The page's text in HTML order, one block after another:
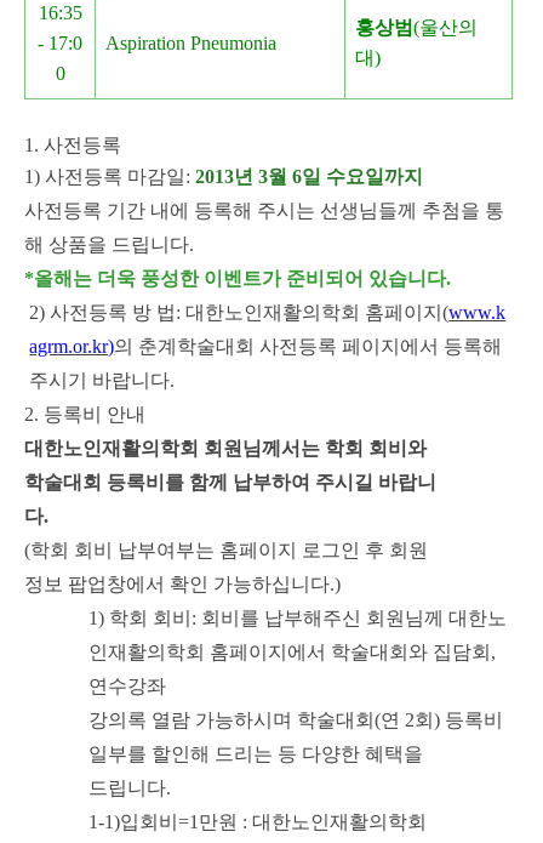
16:35
- 17:0
0
Aspiration Pneumonia
홍상범(울산의
대)
1. 사전등록
1) 사전등록 마감일: 2013년 3월 6일 수요일까지
사전등록 기간 내에 등록해 주시는 선생님들께 추첨을 통
해 상품을 드립니다.
*올해는 더욱 풍성한 이벤트가 준비되어 있습니다.
2) 사전등록 방 법: 대한노인재활의학회 홈페이지(www.k
agrm.or.kr)의 춘계학술대회 사전등록 페이지에서 등록해
주시기 바랍니다.
2. 등록비 안내
대한노인재활의학회 회원님께서는 학회 회비와
학술대회 등록비를 함께 납부하여 주시길 바랍니
다.
(학회 회비 납부여부는 홈페이지 로그인 후 회원
정보 팝업창에서 확인 가능하십니다.)
1) 학회 회비: 회비를 납부해주신 회원님께 대한노
인재활의학회 홈페이지에서 학술대회와 집담회,
연수강좌
강의록 열람 가능하시며 학술대회(연 2회) 등록비
일부를 할인해 드리는 등 다양한 혜택을
드립니다.
1-1)입회비=1만원 : 대한노인재활의학회